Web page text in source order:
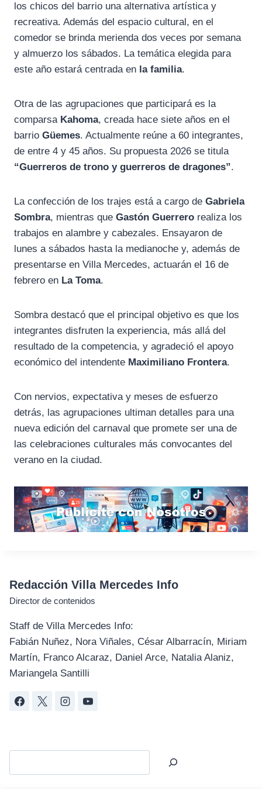
los chicos del barrio una alternativa artística y
recreativa. Además del espacio cultural, en el
comedor se brinda merienda dos veces por semana
y almuerzo los sábados. La temática elegida para
este año estará centrada en la familia.
Otra de las agrupaciones que participará es la
comparsa Kahoma, creada hace siete años en el
barrio Güemes. Actualmente reúne a 60 integrantes,
de entre 4 y 45 años. Su propuesta 2026 se titula
“Guerreros de trono y guerreros de dragones”.
La confección de los trajes está a cargo de Gabriela
Sombra, mientras que Gastón Guerrero realiza los
trabajos en alambre y cabezales. Ensayaron de
lunes a sábados hasta la medianoche y, además de
presentarse en Villa Mercedes, actuarán el 16 de
febrero en La Toma.
Sombra destacó que el principal objetivo es que los
integrantes disfruten la experiencia, más allá del
resultado de la competencia, y agradeció el apoyo
económico del intendente Maximiliano Frontera.
Con nervios, expectativa y meses de esfuerzo
detrás, las agrupaciones ultiman detalles para una
nueva edición del carnaval que promete ser una de
las celebraciones culturales más convocantes del
verano en la ciudad.
Redacción Villa Mercedes Info
Director de contenidos
Staff de Villa Mercedes Info:
Fabián Nuñez, Nora Viñales, César Albarracín, Miriam
Martín, Franco Alcaraz, Daniel Arce, Natalia Alaniz,
Mariangela Santilli